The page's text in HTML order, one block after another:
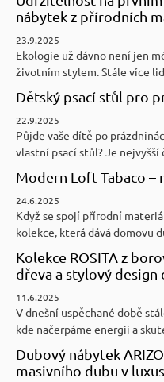
nábytek z přírodních
23.9.2025
Ekologie už dávno není jen
životním stylem. Stále více
Dětský psací stůl pro
22.9.2025
Půjde vaše dítě po
vlastní psací stůl? Je nejvyšší
Modern Loft Tabaco –
24.6.2025
Když se spojí přírodní
kolekce, která dává domovu
Kolekce ROSITA z
dřeva a stylový design
11.6.2025
V dnešní uspěchané době
kde načerpáme energii a
Dubový nábytek
masivního dubu v